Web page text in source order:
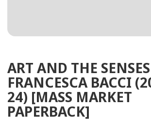
ART AND THE
FRANCESCA BACCI
24) [MASS MARKET
PAPERBACK]